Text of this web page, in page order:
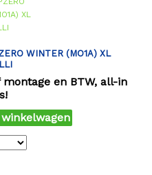
WINTER (MO1A) XL
en BTW, all-in
winkelwagen